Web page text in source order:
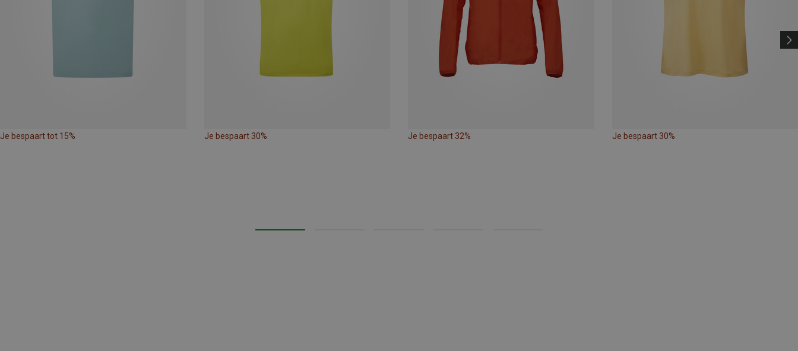
Je bespaart tot 15% Je bespaart 30% Je bespaart 32% Je bespaart 30%